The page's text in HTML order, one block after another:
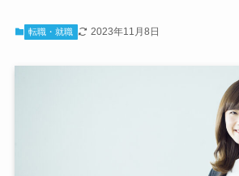
転職・就職 2023年11月8日